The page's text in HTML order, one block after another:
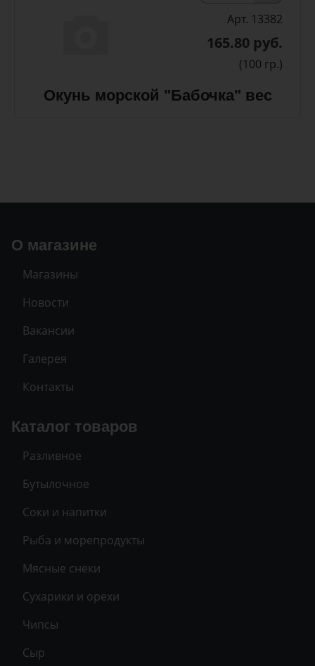
Арт. 13382
165.80 руб.
(100 гр.)
Окунь морской "Бабочка" вес
О магазине
Магазины
Новости
Вакансии
Галерея
Контакты
Каталог товаров
Разливное
Бутылочное
Соки и напитки
Рыба и морепродукты
Мясные снеки
Сухарики и орехи
Чипсы
Сыр